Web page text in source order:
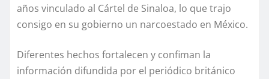
años vinculado al Cártel de Sinaloa, lo que trajo
consigo en su gobierno un narcoestado en México.
Diferentes hechos fortalecen y confiman la
información difundida por el periódico británico